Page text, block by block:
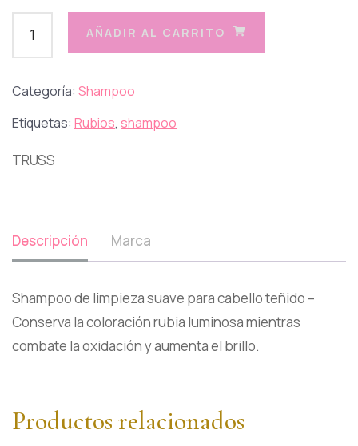
AÑADIR AL CARRITO
Categoría: Shampoo
Etiquetas: Rubios, shampoo
TRUSS
Descripción Marca
Shampoo de limpieza suave para cabello teñido –
Conserva la coloración rubia luminosa mientras
combate la oxidación y aumenta el brillo.
Productos relacionados